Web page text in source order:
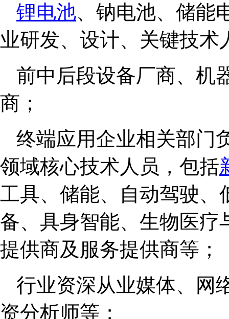
锂电池、钠电池、储能
业研发、设计、关键技术
前中后段设备厂商、机
商；
终端应用企业相关部门
领域核心技术人员，包括
工具、储能、自动驾驶、
备、具身智能、生物医
提供商及服务提供商等；
行业资深从业媒体、网
资分析师等；